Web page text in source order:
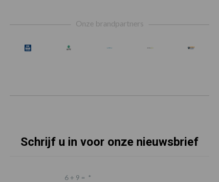
Onze brandpartners
Schrijf u in voor onze nieuwsbrief
6 + 9 = *